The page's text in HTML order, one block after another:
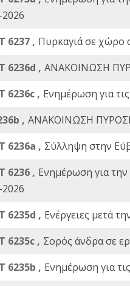
6237 , Πυρκαγιά σε χώρο
6236d , ΑΝΑΚΟΙΝΩΣΗ
6236c , Ενημέρωση για
, ΑΝΑΚΟΙΝΩΣΗ
6236a , Σύλληψη στην
6236 , Ενημέρωση για
6235d , Ενέργειες μετά
6235c , Σορός άνδρα σε
6235b , Ενημέρωση για